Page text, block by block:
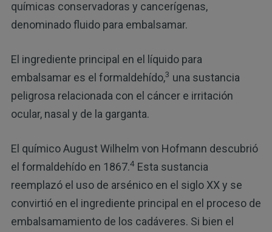
químicas conservadoras y cancerígenas,
denominado fluido para embalsamar.
El ingrediente principal en el líquido para
embalsamar es el formaldehído,3 una sustancia
peligrosa relacionada con el cáncer e irritación
ocular, nasal y de la garganta.
El químico August Wilhelm von Hofmann descubrió
el formaldehído en 1867.4Esta sustancia
reemplazó el uso de arsénico en el siglo XX y se
convirtió en el ingrediente principal en el proceso de
embalsamamiento de los cadáveres. Si bien el